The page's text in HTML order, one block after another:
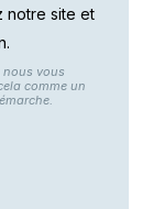
notre site et
nous vous
comme un